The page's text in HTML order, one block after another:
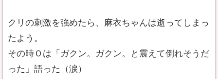
クリの刺激を強めたら、麻衣ちゃんは逝ってしまっ
たよう。
その時Ｏは「ガクン。ガクン。と震えて倒れそうだ
った」語った（涙）